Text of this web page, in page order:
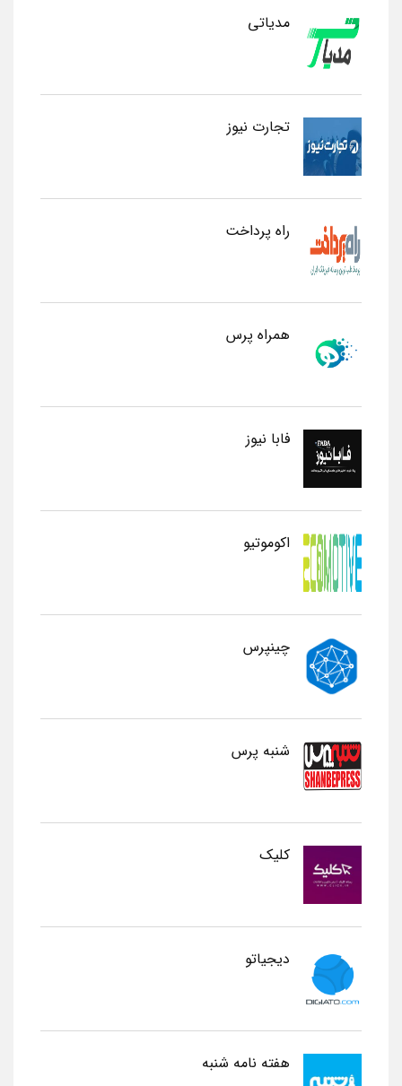
مدیاتی
تجارت نیوز
راه پرداخت
همراه پرس
فابا نیوز
اکوموتیو
چینپرس
شنبه پرس
کلیک
دیجیاتو
هفته نامه شنبه